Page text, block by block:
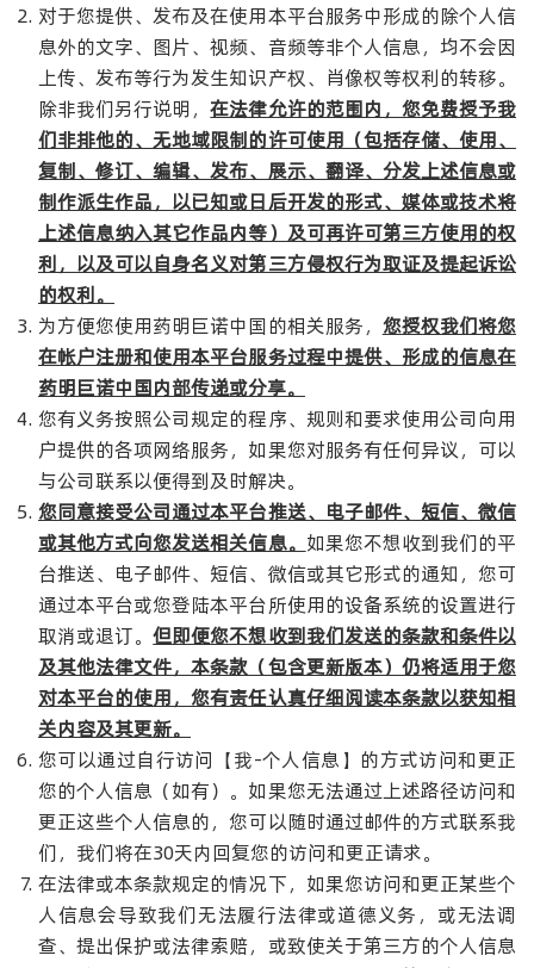
对于您提供、发布及在使用本平台服务中形成的除个人信
息外的文字、图片、视频、音频等非个人信息，均不会因
上传、发布等行为发生知识产权、肖像权等权利的转移。
除非我们另行说明，在法律允许的范围内，您免费授予我
们非排他的、无地域限制的许可使用（包括存储、使用、
复制、修订、编辑、发布、展示、翻译、分发上述信息或
制作派生作品，以已知或日后开发的形式、媒体或技术将
上述信息纳入其它作品内等）及可再许可第三方使用的权
利，以及可以自身名义对第三方侵权行为取证及提起诉讼
的权利。
为方便您使用药明巨诺中国的相关服务， 您授权我们将您
在帐户注册和使用本平台服务过程中提供、形成的信息在
药明巨诺中国内部传递或分享。
您有义务按照公司规定的程序、规则和要求使用公司向用
户提供的各项网络服务，如果您对服务有任何异议，可以
与公司联系以便得到及时解决。
您同意接受公司通过本平台推送、电子邮件、短信、微信
或其他方式向您发送相关信息。 如果您不想收到我们的平
台推送、电子邮件、短信、微信或其它形式的通知，您可
通过本平台或您登陆本平台所使用的设备系统的设置进行
取消或退订。但即便您不想收到我们发送的条款和条件以
及其他法律文件，本条款（包含更新版本）仍将适用于您
对本平台的使用，您有责任认真仔细阅读本条款以获知相
关内容及其更新。
您可以通过自行访问【我-个人信息】的方式访问和更正
您的个人信息（如有）。如果您无法通过上述路径访问和
更正这些个人信息的，您可以随时通过邮件的方式联系我
们，我们将在30天内回复您的访问和更正请求。
在法律或本条款规定的情况下，如果您访问和更正某些个
人信息会导致我们无法履行法律或道德义务，或无法调
查、提出保护或法律索赔，或致使关于第三方的个人信息